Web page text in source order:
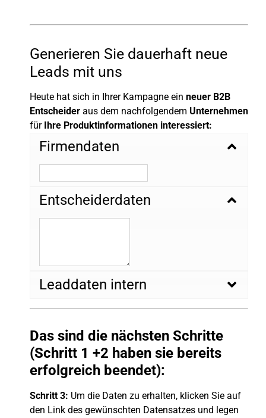
Generieren Sie dauerhaft neue
Leads mit uns
Heute hat sich in Ihrer Kampagne ein neuer B2B
Entscheider aus dem nachfolgendem Unternehmen
für Ihre Produktinformationen interessiert:
Firmendaten
Entscheiderdaten
Leaddaten intern
Das sind die nächsten Schritte
(Schritt 1 +2 haben sie bereits
erfolgreich beendet):
Schritt 3: Um die Daten zu erhalten, klicken Sie auf
den Link des gewünschten Datensatzes und legen